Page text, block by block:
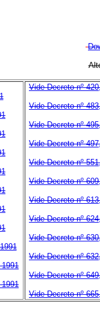
Vide Decreto nº
Vide Decreto nº
Vide Decreto nº
Vide Decreto nº
Vide Decreto nº
Vide Decreto nº
Vide Decreto nº
Vide Decreto nº
Vide Decreto nº
Vide Decreto nº
Vide Decreto nº
Vide Decreto nº